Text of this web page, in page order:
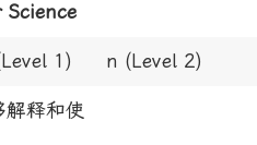
Science
1) n (Level 2)
解释和使